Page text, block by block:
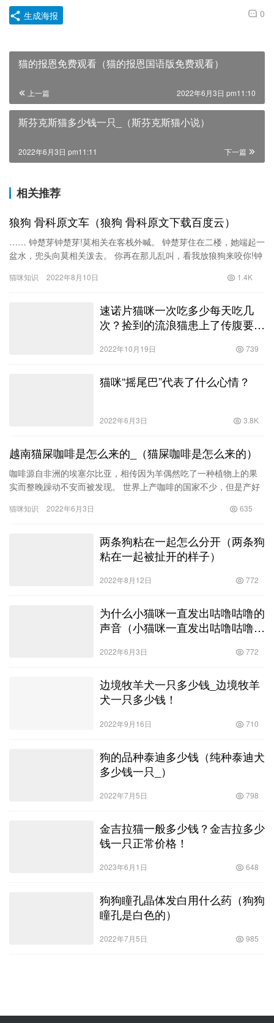
0
生成海报
猫的报恩免费观看（猫的报恩国语版免费观看）
上一篇 2022年6月3日 pm11:10
斯芬克斯猫多少钱一只_（斯芬克斯猫小说）
下一篇
2022年6月3日 pm11:11
相关推荐
狼狗 骨科原文车（狼狗 骨科原文下载百度云）
…… 钟楚芽钟楚芽!莫相关在客栈外喊。 钟楚芽住在二楼，她端起一
盆水，兜头向莫相关泼去。 你再在那儿乱叫，看我放狼狗来咬你!钟
猫咪知识 2022年8月10日 1.4K
速诺片猫咪一次吃多少每天吃几
次？捡到的流浪猫患上了传腹要花
2022年10月19日 739
猫咪“摇尾巴”代表了什么心情？
2022年6月3日 3.8K
越南猫屎咖啡是怎么来的_（猫屎咖啡是怎么来的）
咖啡源自非洲的埃塞尔比亚，相传因为羊偶然吃了一种植物上的果
实而整晚躁动不安而被发现。 世界上产咖啡的国家不少，但是产好
猫咪知识 2022年6月3日 635
两条狗粘在一起怎么分开（两条狗
粘在一起被扯开的样子）
2022年8月12日 772
为什么小猫咪一直发出咕噜咕噜的
声音（小猫咪一直发出咕噜咕噜的
2022年6月3日 772
边境牧羊犬一只多少钱_边境牧羊
犬一只多少钱！
2022年9月16日 710
狗的品种泰迪多少钱（纯种泰迪犬
多少钱一只_）
2022年7月5日 798
金吉拉猫一般多少钱？金吉拉多少
钱一只正常价格！
2023年6月1日 648
狗狗瞳孔晶体发白用什么药（狗狗
瞳孔是白色的）
2022年7月5日 985